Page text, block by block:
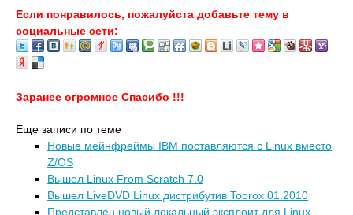
Если понравилось, пожалуйста добавьте тему в
социальные сети:
Заранее огромное Спасибо !!!
Еще записи по теме
Новые мейнфреймы IBM поставляются с Linux вместо
Z/OS
Вышел Linux From Scratch 7.0
Вышел LiveDVD Linux дистрибутив Toorox 01.2010
Представлен новый локальный эксплоит для Linux-